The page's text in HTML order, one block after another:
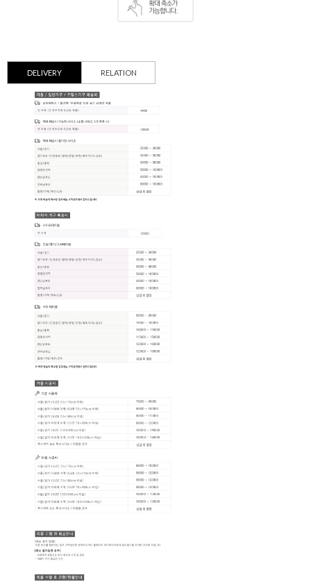
DELIVERY RELATION